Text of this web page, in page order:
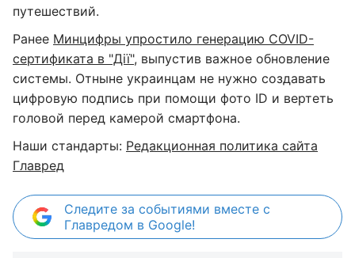
путешествий.
Ранее Минцифры упростило генерацию COVID-
сертификата в "Дії", выпустив важное обновление
системы. Отныне украинцам не нужно создавать
цифровую подпись при помощи фото ID и вертеть
головой перед камерой смартфона.
Наши стандарты: Редакционная политика сайта
Главред
Следите за событиями вместе с
Главредом в Google!